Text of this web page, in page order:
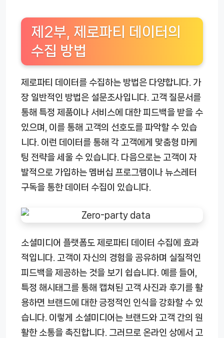
제2부, 제로파티 데이터의
수집 방법
제로파티 데이터를 수집하는 방법은 다양합니다. 가
장 일반적인 방법은 설문조사입니다. 고객 질문서를
통해 특정 제품이나 서비스에 대한 피드백을 받을 수
있으며, 이를 통해 고객의 선호도를 파악할 수 있습
니다. 이런 데이터를 통해 각 고객에게 맞춤형 마케
팅 전략을 세울 수 있습니다. 다음으로는 고객이 자
발적으로 가입하는 멤버십 프로그램이나 뉴스레터
구독을 통한 데이터 수집이 있습니다.
소셜미디어 플랫폼도 제로파티 데이터 수집에 효과
적입니다. 고객이 자신의 경험을 공유하며 실질적인
피드백을 제공하는 것을 보기 쉽습니다. 예를 들어,
특정 해시태그를 통해 캡쳐된 고객 사진과 후기를 활
용하면 브랜드에 대한 긍정적인 인식을 강화할 수 있
습니다. 이렇게 소셜미디어는 브랜드와 고객 간의 원
활한 소통을 촉진합니다. 그러므로 온라인 상에서 고